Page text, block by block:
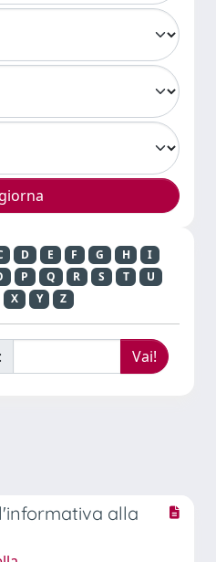
D E F G H
I
P Q R S T
U
X Y Z
alla